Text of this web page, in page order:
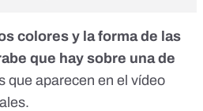
colores y la forma de las
que hay sobre una de
que aparecen en el vídeo